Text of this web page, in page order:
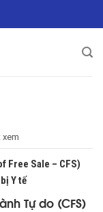
xem
Free Sale – CFS)
Y tế
Tự do (CFS)